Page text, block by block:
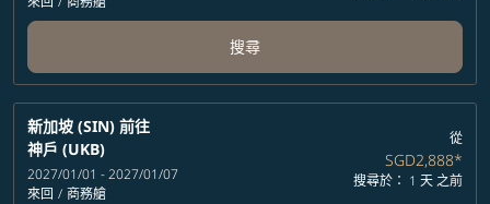
搜尋
新加坡 (SIN) 前往
神戶 (UKB)
2027/01/01 - 2027/01/07
來回 / 商務艙
從
SGD2,888*
搜尋於： 1 天 之前